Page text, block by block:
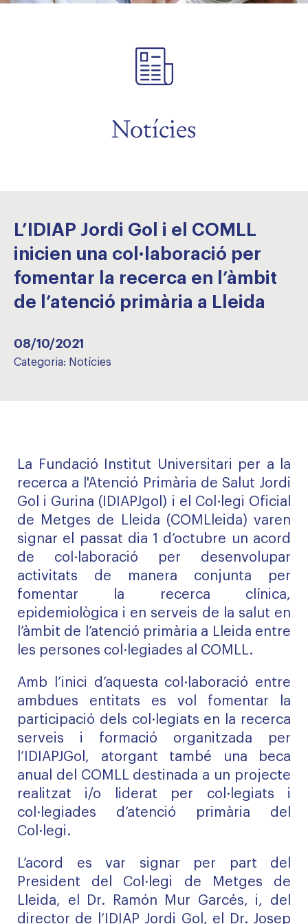
Notícies
L’IDIAP Jordi Gol i el COMLL
inicien una col·laboració per
fomentar la recerca en l’àmbit
de l’atenció primària a Lleida
08/10/2021
Categoria: Notícies
La Fundació Institut Universitari per a la
recerca a l'Atenció Primària de Salut Jordi
Gol i Gurina (IDIAPJgol) i el Col·legi Oficial
de Metges de Lleida (COMLleida) varen
signar el passat dia 1 d’octubre un acord
de col·laboració per desenvolupar
activitats de manera conjunta per
fomentar la recerca clínica,
epidemiològica i en serveis de la salut en
l’àmbit de l’atenció primària a Lleida entre
les persones col·legiades al COMLL.
Amb l’inici d’aquesta col·laboració entre
ambdues entitats es vol fomentar la
participació dels col·legiats en la recerca
serveis i formació organitzada per
l’IDIAPJGol, atorgant també una beca
anual del COMLL destinada a un projecte
realitzat i/o liderat per col·legiats i
col·legiades d’atenció primària del
Col·legi.
L’acord es var signar per part del
President del Col·legi de Metges de
Lleida, el Dr. Ramón Mur Garcés, i, del
director de l’IDIAP Jordi Gol, el Dr. Josep